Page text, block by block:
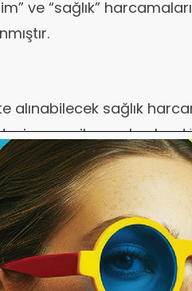
ve “sağlık”
alınabilecek sağlık
amacı ile yapılan her
tomografi, emar, check-
ile özel hastane
ve tekerlekli sandalye
raporuyla alınan